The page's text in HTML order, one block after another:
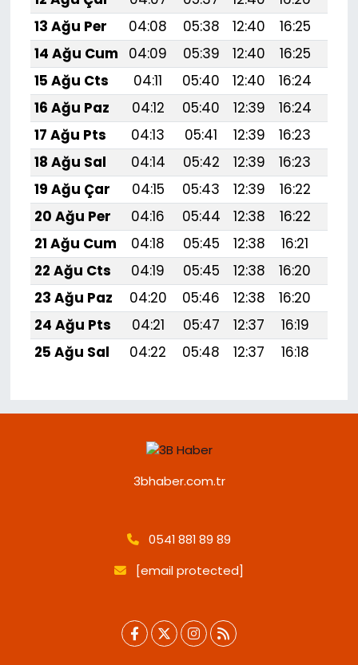
13 Ağu Per
04:08 05:38 12:40 16:25
14 Ağu Cum
04:09 05:39 12:40 16:25
15 Ağu Cts
04:11 05:40 12:40 16:24
16 Ağu Paz
04:12 05:40 12:39 16:24
17 Ağu Pts
04:13 05:41 12:39 16:23
18 Ağu Sal
04:14 05:42 12:39 16:23
19 Ağu Çar
04:15 05:43 12:39 16:22
20 Ağu Per
04:16 05:44 12:38 16:22
21 Ağu Cum
04:18 05:45 12:38 16:21
22 Ağu Cts
04:19 05:45 12:38 16:20
23 Ağu Paz
04:20 05:46 12:38 16:20
24 Ağu Pts
04:21 05:47 12:37 16:19
25 Ağu Sal
04:22 05:48 12:37 16:18
3bhaber.com.tr
0541 881 89 89
[email protected]